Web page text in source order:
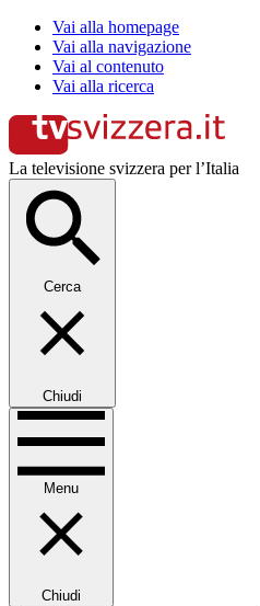
Vai alla homepage
Vai alla navigazione
Vai al contenuto
Vai alla ricerca
La televisione svizzera per l’Italia
Cerca
Chiudi
Menu
Chiudi